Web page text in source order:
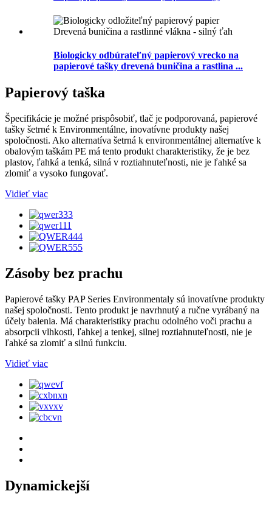
Biologicky odbúrateľný papierový vrecko na
papierové tašky drevená buničina a rastlina ...
Papierový taška
Špecifikácie je možné prispôsobiť, tlač je podporovaná, papierové
tašky šetrné k Environmentálne, inovatívne produkty našej
spoločnosti. Ako alternatíva šetrná k environmentálnej alternatíve k
obalovým taškám PE má tento produkt charakteristiky, že je bez
plastov, ľahká a tenká, silná v roztiahnuteľnosti, nie je ľahké sa
zlomiť a vysoko fungovať.
Vidieť viac
Zásoby bez prachu
Papierové tašky PAP Series Environmentaly sú inovatívne produkty
našej spoločnosti. Tento produkt je navrhnutý a ručne vyrábaný na
účely balenia. Má charakteristiky prachu odolného voči prachu a
absorpcii vlhkosti, ľahkej a tenkej, silnej roztiahnuteľnosti, nie je
ľahké sa zlomiť a silnú funkciu.
Vidieť viac
Dynamickejší